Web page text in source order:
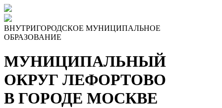
ВНУТРИГОРОДСКОЕ МУНИЦИПАЛЬНОЕ
ОБРАЗОВАНИЕ
МУНИЦИПАЛЬНЫЙ
ОКРУГ ЛЕФОРТОВО
В ГОРОДЕ МОСКВЕ